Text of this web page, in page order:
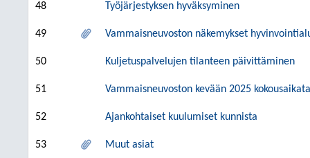
48 Työjärjestyksen hyväksyminen
49 Vammaisneuvoston näkemykset
50 Kuljetuspalvelujen tilanteen päivittäminen
51 Vammaisneuvoston kevään 2025
52 Ajankohtaiset kuulumiset kunnista
53 Muut asiat